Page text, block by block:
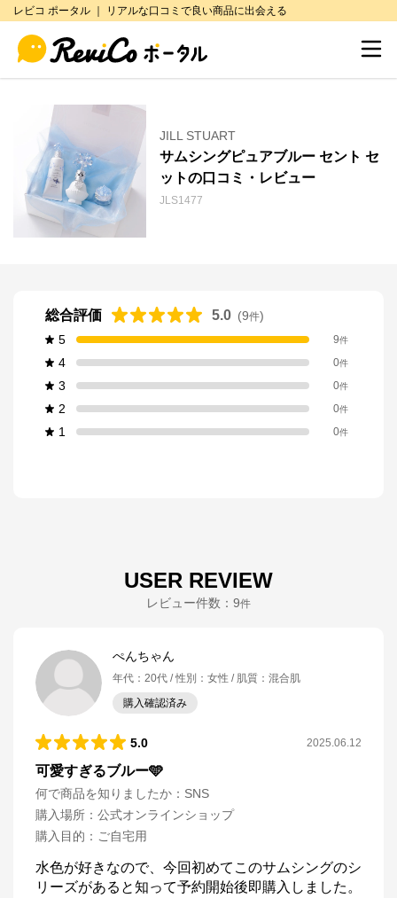
レビコ ポータル ｜ リアルな口コミで良い商品に出会える
JILL STUART
サムシングピュアブルー セント セ
ットの口コミ・レビュー
JLS1477
総合評価 5.0 (9件)
5
9件
4 0件
3 0件
2 0件
1 0件
USER REVIEW
レビュー件数： 9件
ぺんちゃん
年代 ： 20代 性別 ： 女性 肌質 ： 混合肌
購入確認済み
5.0 2025.06.12
可愛すぎるブルー🩵
何で商品を知りましたか ： SNS
購入場所 ： 公式オンラインショップ
購入目的 ： ご自宅用
水色が好きなので、今回初めてこのサムシングのシ
リーズがあると知って予約開始後即購入しました。